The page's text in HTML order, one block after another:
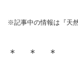
※記事中の情報は『天
＊ ＊ ＊